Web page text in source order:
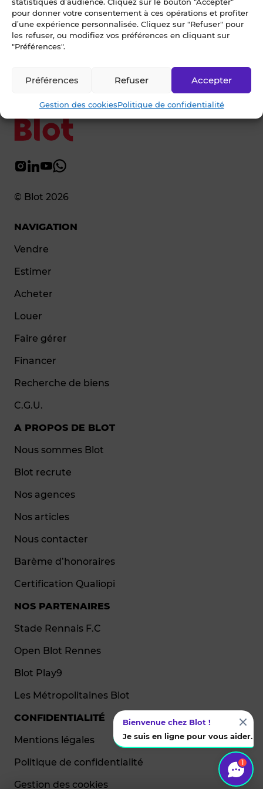
pour donner votre consentement à ces opérations et profiter
d’une expérience personnalisée. Cliquez sur "Refuser" pour
les refuser, ou modifiez vos préférences en cliquant sur
"Préférences".
Accepter
Refuser
Préférences
Gestion des cookiesPolitique de confidentialité
Ecrivez-nous
© Blot 2026
NAVIGATION
Vendre
Estimer
Acheter
Louer
Faire gérer
Financer
Recherche de biens
C.G.U.
A PROPOS DE BLOT
Nous sommes Blot
Blot recrute
Nos agences
Nos articles
Nous contacter
Barème d’honoraires
Certification Qualiopi
NOS PARTENAIRES
Stade Rennais F.C
Open Blot Rennes
Blot Play9
Les Métropolitaines Blot
CONFIDENTIALITÉ
Mentions légales
Politique de confidentialité
Gestion des cookies
1
Bienvenue chez Blot !
Je suis en ligne pour vous aider.